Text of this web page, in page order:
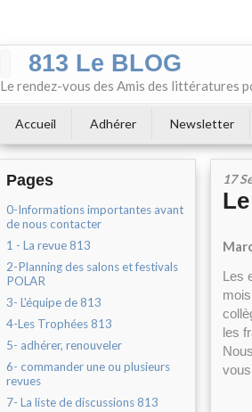
813 Le BLOG
Le rendez-vous des Amis des littératures
Accueil Adhérer Newsletter
Pages
0-Informations importantes avant
de nous contacter
1 - La revue 813
2-Planning des salons et festivals
POLAR
3- L'équipe de 813
4-Les Trophées 813
5- adhérer, renouveler
6- commander une ou plusieurs
revues
7- La liste de discussions 813
17
les